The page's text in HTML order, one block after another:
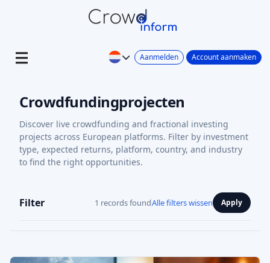
Aanmelden Account aanmaken
Crowdfundingprojecten
Discover live crowdfunding and fractional investing
projects across European platforms. Filter by investment
type, expected returns, platform, country, and industry
to find the right opportunities.
Filter 1 records foundAlle filters wissen Apply